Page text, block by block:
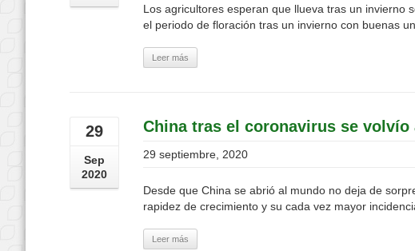
Los agricultores esperan que llueva tras un invierno
el periodo de floración tras un invierno con buenas
Leer más
29
Sep
2020
China tras el coronavirus se
29 septiembre, 2020
Desde que China se abrió al mundo no deja de
rapidez de crecimiento y su cada vez mayor
Leer más